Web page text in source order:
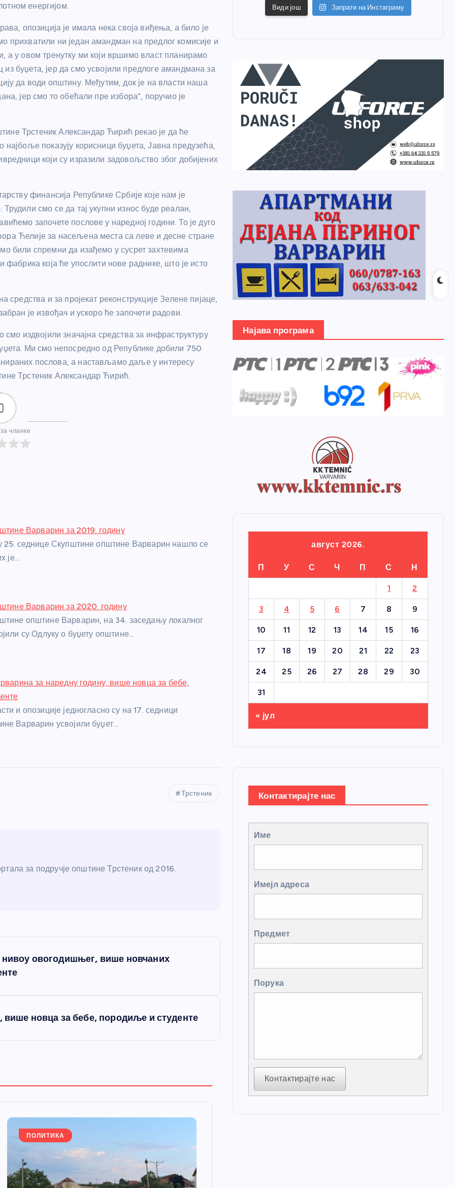
енергијом.
опозиција је имала нека своја виђења, а било је
прихватили ни један амандман на предлог комисије и
а у овом тренутку ми који вршимо власт планирамо
буџета, јер да смо усвојили предлоге амандмана за
да води општину. Међутим, док је на власти наша
јер смо то обећали пре избора”, поручио је
Трстеник Александар Ћирић рекао је да ће
показују корисници буџета, Јавна предузећа,
који су изразили задовољство због добијених
финансија Републике Србије које нам је
смо се да тај укупни износ буде реалан,
започете послове у наредној години. То је дуго
Ћелије за насељена места са леве и десне стране
били спремни да изађемо у сусрет захтевима
која ће упослити нове раднике, што је исто
и за пројекат реконструкције Зелене пијаце,
је извођач и ускоро ће започети радови.
издвојили значајна средства за инфраструктуру
Ми смо непосредно од Републике добили 750
послова, а настављамо даље у интересу
Трстеник Александар Ћирић.
чланке
Варварин за 2019. годину
25. седнице Скупштине општине Варварин нашло се
је…
Варварин за 2020. годину
општине Варварин, на 34. заседању локалног
су Одлуку о буџету општине…
за наредну годину, више новца за бебе,
и опозиције једногласно су на 17. седници
Варварин усвојили буџет…
Трстеник
за подручје општине Трстеник од 2016.
овогодишњег, више новчаних
више новца за бебе, породиље и студенте
ПОЛИТИКА
Види још Запрати на Инстаграму
Најава програма
август 2026.
П У С Ч П С Н
1 2
3 4 5 6 7 8 9
10 11 12 13 14 15 16
17 18 19 20 21 22 23
24 25 26 27 28 29 30
31
« јул
Контактирајте нас
Име
Имејл адреса
Предмет
Порука
Контактирајте нас